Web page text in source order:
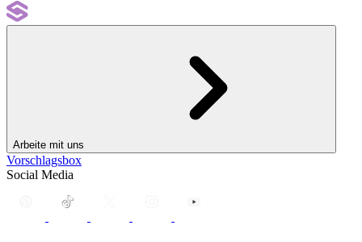
Arbeite mit uns
Vorschlagsbox
Social Media